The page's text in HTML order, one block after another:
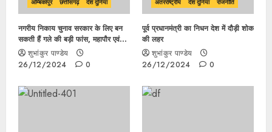
अम्बिकापुर छत्तीसगढ़ देश दुनिया
नगरीय निकाय चुनाव सरकार के लिए बन
सकती हैं गले की बड़ी फांस, महापौर एवं
अध्यक्षों पर आरक्षण टला अब इस तारिक
कों होगा आरक्षण…
शुभांकुर पाण्डेय
26/12/2024
0
अंतरराष्ट्रीय देश दुनिया राजनीति
पूर्व प्रधानमंत्री का निधन देश में दौड़ी शोक
की लहर
शुभांकुर पाण्डेय
26/12/2024
0